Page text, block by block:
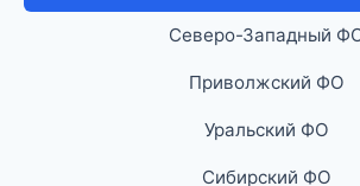
Северо-Западный
Приволжский ФО
Уральский ФО
Сибирский ФО